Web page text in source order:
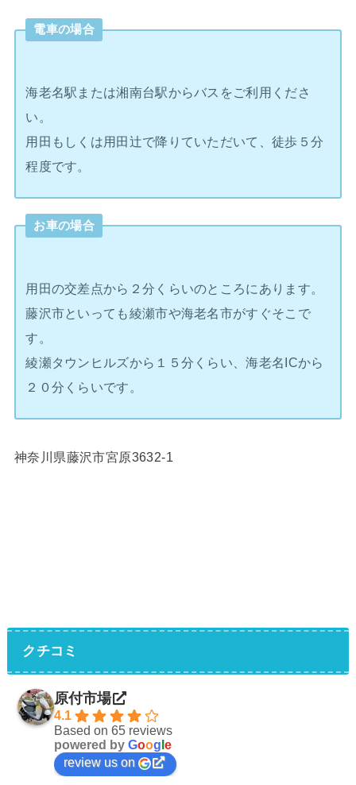
電車の場合
海老名駅または湘南台駅からバスをご利用くださ
い。
用田もしくは用田辻で降りていただいて、徒歩５分
程度です。
お車の場合
用田の交差点から２分くらいのところにあります。
藤沢市といっても綾瀬市や海老名市がすぐそこで
す。
綾瀬タウンヒルズから１５分くらい、海老名ICから
２０分くらいです。
神奈川県藤沢市宮原3632-1
クチコミ
原付市場
4.1
Based on 65 reviews
powered by Goog e
review us on